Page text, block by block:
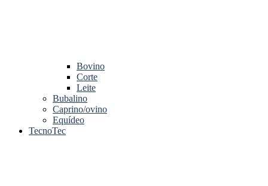
Bovino
Corte
Leite
Bubalino
Caprino/ovino
Equídeo
TecnoTec